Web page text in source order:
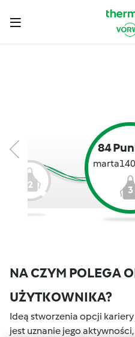
2
84
3
NA CZYM POLEGA
UŻYTKOWNIKA?
Ideą stworzenia opcji
jest uznanie jego